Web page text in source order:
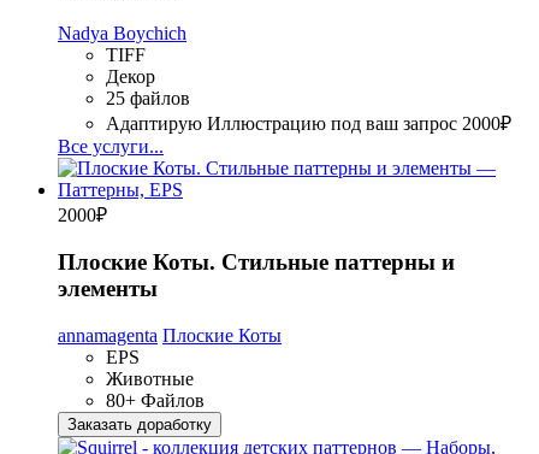
Nadya Boychich
TIFF
Декор
25 файлов
Адаптирую Иллюстрацию под ваш запрос 2000₽
Все услуги...
2000₽
Плоские Коты. Стильные паттерны и
элементы
annamagenta Плоские Коты
EPS
Животные
80+ Файлов
Заказать доработку